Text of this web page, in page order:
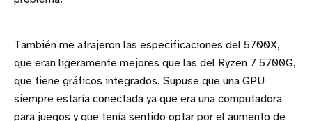
También me atrajeron las especificaciones del 5700X,
que eran ligeramente mejores que las del Ryzen 7 5700G,
que tiene gráficos integrados. Supuse que una GPU
siempre estaría conectada ya que era una computadora
para juegos y que tenía sentido optar por el aumento de